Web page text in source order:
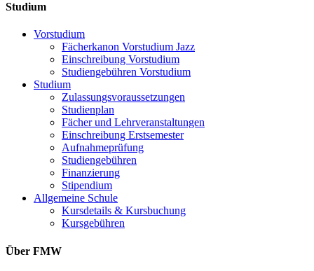
Studium
Vorstudium
Fächerkanon Vorstudium Jazz
Einschreibung Vorstudium
Studiengebühren Vorstudium
Studium
Zulassungsvoraussetzungen
Studienplan
Fächer und Lehrveranstaltungen
Einschreibung Erstsemester
Aufnahmeprüfung
Studiengebühren
Finanzierung
Stipendium
Allgemeine Schule
Kursdetails & Kursbuchung
Kursgebühren
Über FMW